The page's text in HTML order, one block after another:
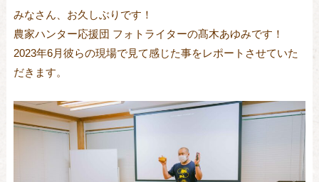
みなさん、お久しぶりです！
農家ハンター応援団 フォトライターの髙木あゆみです！
2023年6月彼らの現場で見て感じた事をレポートさせていた
だきます。